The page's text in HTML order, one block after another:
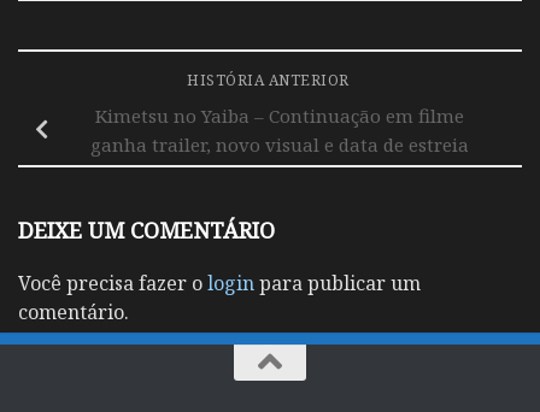
HISTÓRIA ANTERIOR
Kimetsu no Yaiba – Continuação em filme
ganha trailer, novo visual e data de estreia
DEIXE UM COMENTÁRIO
Você precisa fazer ologinpara publicar um
comentário.